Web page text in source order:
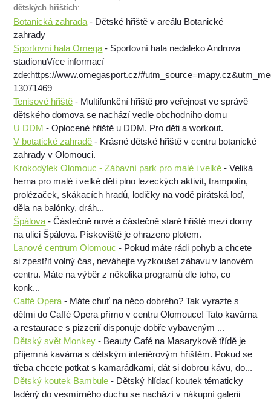
dětských hřištích:
Botanická zahrada - Dětské hřiště v areálu Botanické
zahrady
Sportovní hala Omega - Sportovní hala nedaleko Androva
stadionuVíce informací
zde:https://www.omegasport.cz/
13071469
Tenisové hřiště - Multifunkční hřiště pro veřejnost ve správě
dětského domova se nachází vedle obchodního domu
U DDM - Oplocené hřiště u DDM. Pro děti a workout.
V botatické zahradě - Krásné dětské hřiště v centru botanické
zahrady v Olomouci.
Krokodýlek Olomouc - Zábavní park pro malé i velké - Veliká
herna pro malé i velké děti plno lezeckých aktivit, trampolín,
prolézaček, skákacích hradů, lodičky na vodě pirátská loď,
děla na balónky, dráh...
Špálova - Částečně nové a částečně staré hřiště mezi domy
na ulici Špálova. Pískoviště je ohrazeno plotem.
Lanové centrum Olomouc - Pokud máte rádi pohyb a chcete
si zpestřit volný čas, neváhejte vyzkoušet zábavu v lanovém
centru. Máte na výběr z několika programů dle toho, co
konk...
Caffé Opera - Máte chuť na něco dobrého? Tak vyrazte s
dětmi do Caffé Opera přímo v centru Olomouce! Tato kavárna
a restaurace s pizzerií disponuje dobře vybaveným ...
Dětský svět Monkey - Beauty Café na Masarykově třídě je
příjemná kavárna s dětským interiérovým hřištěm. Pokud se
třeba chcete potkat s kamarádkami, dát si dobrou kávu, do...
Dětský koutek Bambule - Dětský hlídací koutek tématicky
laděný do vesmírného duchu se nachází v nákupní galerii